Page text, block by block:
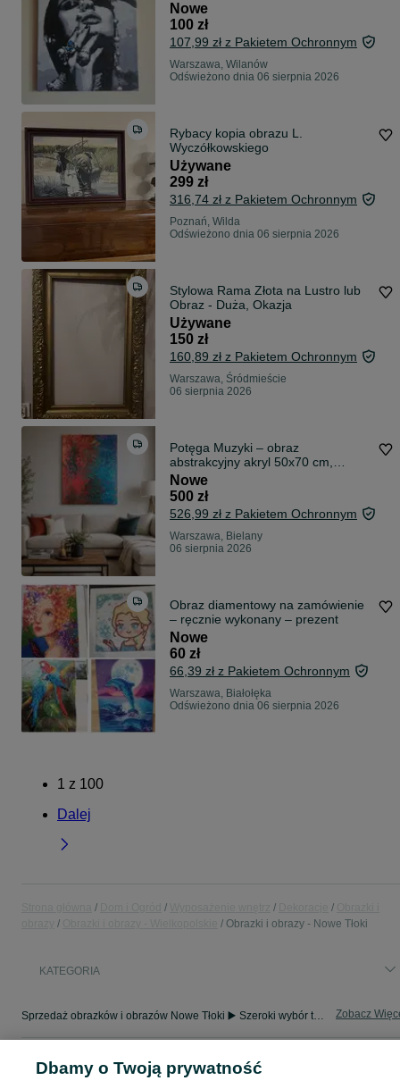
Nowe
100 zł
107,99 zł z Pakietem Ochronnym
Warszawa, Wilanów
Odświeżono dnia 06 sierpnia 2026
Rybacy kopia obrazu L.
Wyczółkowskiego
Używane
299 zł
316,74 zł z Pakietem Ochronnym
Poznań, Wilda
Odświeżono dnia 06 sierpnia 2026
Stylowa Rama Złota na Lustro lub
Obraz - Duża, Okazja
Używane
150 zł
160,89 zł z Pakietem Ochronnym
Warszawa, Śródmieście
06 sierpnia 2026
Potęga Muzyki – obraz
abstrakcyjny akryl 50x70 cm,
ręcznie malowany
Nowe
500 zł
526,99 zł z Pakietem Ochronnym
Warszawa, Bielany
06 sierpnia 2026
Obraz diamentowy na zamówienie
– ręcznie wykonany – prezent
Nowe
60 zł
66,39 zł z Pakietem Ochronnym
Warszawa, Białołęka
Odświeżono dnia 06 sierpnia 2026
1 z 100
Dalej
Obrazki i obrazy - Nowe Tłoki
KATEGORIA
Sprzedaż obrazków i obrazów Nowe Tłoki ▶️ Szeroki wybór technik i formatów ✅ Nowe i używane w atrakcyjnych cenach ☝ Sprawdź oferty i kupuj na OLX.pl! Zobacz
Mapa kategorii
Dbamy o Twoją prywatność